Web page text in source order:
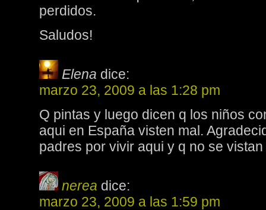
perdidos.
Saludos!
Elena dice:
marzo 23, 2009 a las 1:28 pm
Q pintas y luego dicen q los niños
aqui en España visten mal.
padres por vivir aqui y q no se
nerea dice:
marzo 23, 2009 a las 1:59 pm